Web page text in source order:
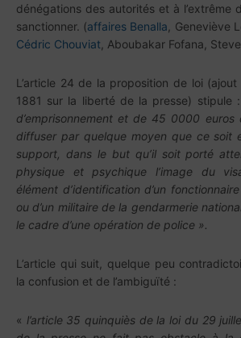
dénégations des autorités et à l’extrême
sanctionner. (affaires Benalla , Geneviève
Cédric Chouviat , Aboubakar Fofana,
L’article 24 de la proposition de loi
1881 sur la liberté de la presse) stipule
d’emprisonnement et de 45 0000 euros
diffuser par quelque moyen que ce soit
support, dans le but qu’il soit porté
physique et psychique l’image du
élément d’identification d’un
ou d’un militaire de la gendarmerie
le cadre d’une opération de police ».
L’article qui suit, quelque peu
la confusion et de l’ambiguïté :
« l’article 35 quinquiès de la loi du 29